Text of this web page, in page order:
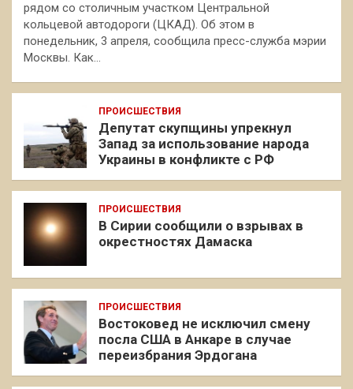
рядом со столичным участком Центральной
кольцевой автодороги (ЦКАД). Об этом в
понедельник, 3 апреля, сообщила пресс-служба мэрии
Москвы. Как…
ПРОИСШЕСТВИЯ
Депутат скупщины упрекнул
Запад за использование народа
Украины в конфликте с РФ
ПРОИСШЕСТВИЯ
В Сирии сообщили о взрывах в
окрестностях Дамаска
ПРОИСШЕСТВИЯ
Востоковед не исключил смену
посла США в Анкаре в случае
переизбрания Эрдогана